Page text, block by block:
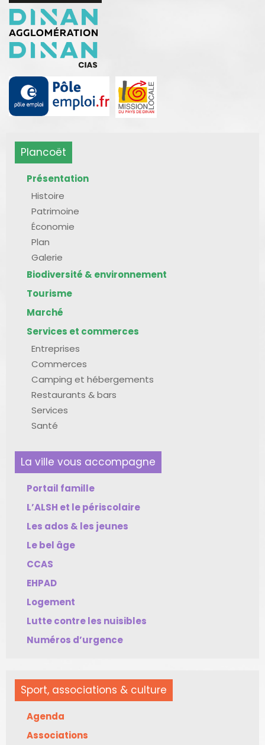
Plancoët
Présentation
Histoire
Patrimoine
Économie
Plan
Galerie
Biodiversité & environnement
Tourisme
Marché
Services et commerces
Entreprises
Commerces
Camping et hébergements
Restaurants & bars
Services
Santé
La ville vous accompagne
Portail famille
L’ALSH et le périscolaire
Les ados & les jeunes
Le bel âge
CCAS
EHPAD
Logement
Lutte contre les nuisibles
Numéros d’urgence
Sport, associations & culture
Agenda
Associations